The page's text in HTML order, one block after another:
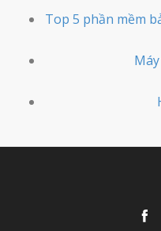
Top 5 phần mềm